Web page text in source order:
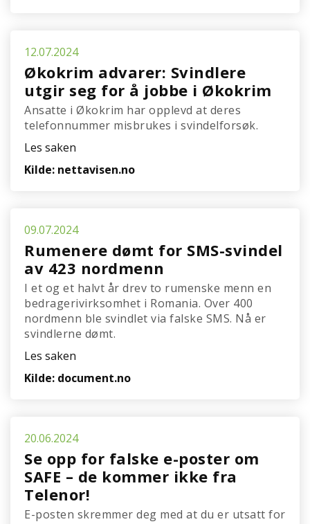
12.07.2024
Økokrim advarer: Svindlere
utgir seg for å jobbe i Økokrim
Ansatte i Økokrim har opplevd at deres
telefonnummer misbrukes i svindelforsøk.
Les saken
Kilde: nettavisen.no
09.07.2024
Rumenere dømt for SMS-svindel
av 423 nordmenn
I et og et halvt år drev to rumenske menn en
bedragerivirksomhet i Romania. Over 400
nordmenn ble svindlet via falske SMS. Nå er
svindlerne dømt.
Les saken
Kilde: document.no
20.06.2024
Se opp for falske e-poster om
SAFE – de kommer ikke fra
Telenor!
E-posten skremmer deg med at du er utsatt for